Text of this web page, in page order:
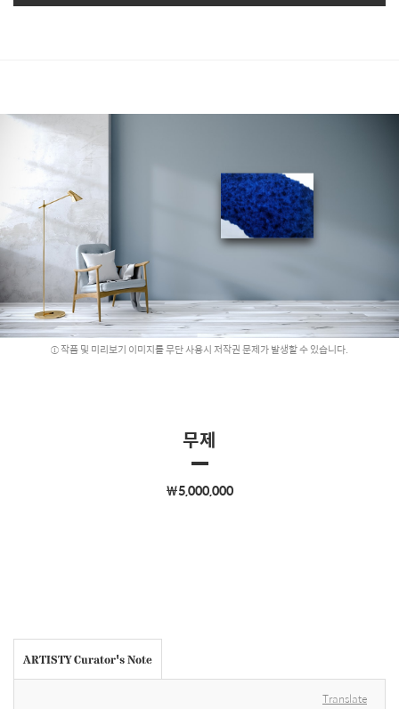
작품 및 미리보기 이미지를 무단 사용시 저작권 문제가 발생할 수 있습니다.
무제
￦5,000,000
ARTISTY Curator's Note
Translate